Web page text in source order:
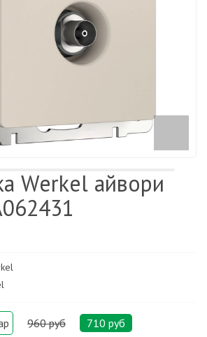
Werkel айвори
960 руб 710 руб